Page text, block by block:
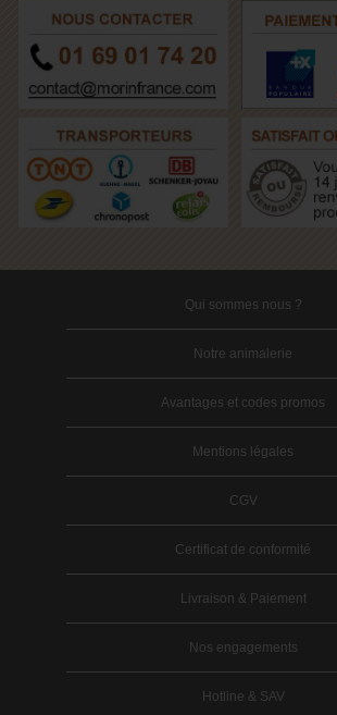
Qui sommes nous ?
Notre animalerie
Avantages et codes promos
Mentions légales
CGV
Certificat de conformité
Livraison & Paiement
Nos engagements
Hotline & SAV